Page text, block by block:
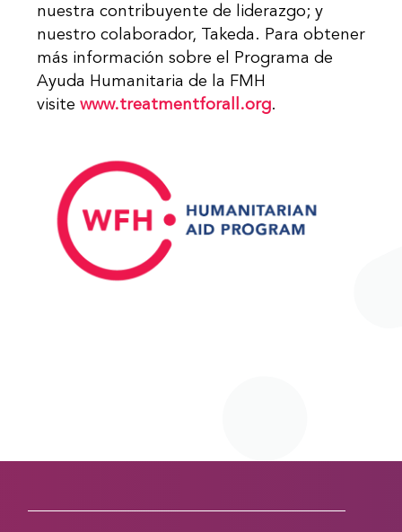
nuestra contribuyente de liderazgo; y
nuestro colaborador, Takeda. Para obtener
más información sobre el Programa de
Ayuda Humanitaria de la FMH
visitewww.treatmentforall.org.